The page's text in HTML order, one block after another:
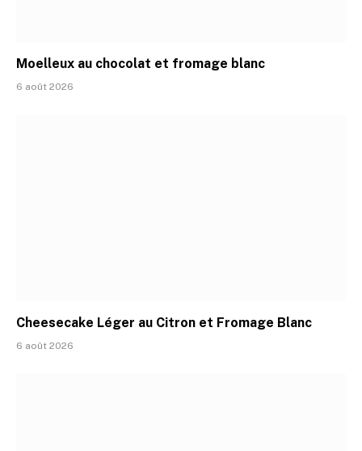
Moelleux au chocolat et fromage blanc
6 août 2026
Cheesecake Léger au Citron et Fromage Blanc
6 août 2026